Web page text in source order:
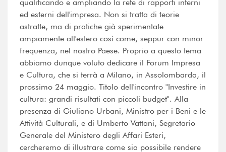
qualificando e ampliando la rete di rapporti interni
ed esterni dell'impresa. Non si tratta di teorie
astratte, ma di pratiche già sperimentate
ampiamente all'estero così come, seppur con minor
frequenza, nel nostro Paese. Proprio a questo tema
abbiamo dunque voluto dedicare il Forum Impresa
e Cultura, che si terrà a Milano, in Assolombarda, il
prossimo 24 maggio. Titolo dell'incontro "Investire in
cultura: grandi risultati con piccoli budget". Alla
presenza di Giuliano Urbani, Ministro per i Beni e le
Attività Culturali, e di Umberto Vattani, Segretario
Generale del Ministero degli Affari Esteri,
cercheremo di illustrare come sia possibile rendere